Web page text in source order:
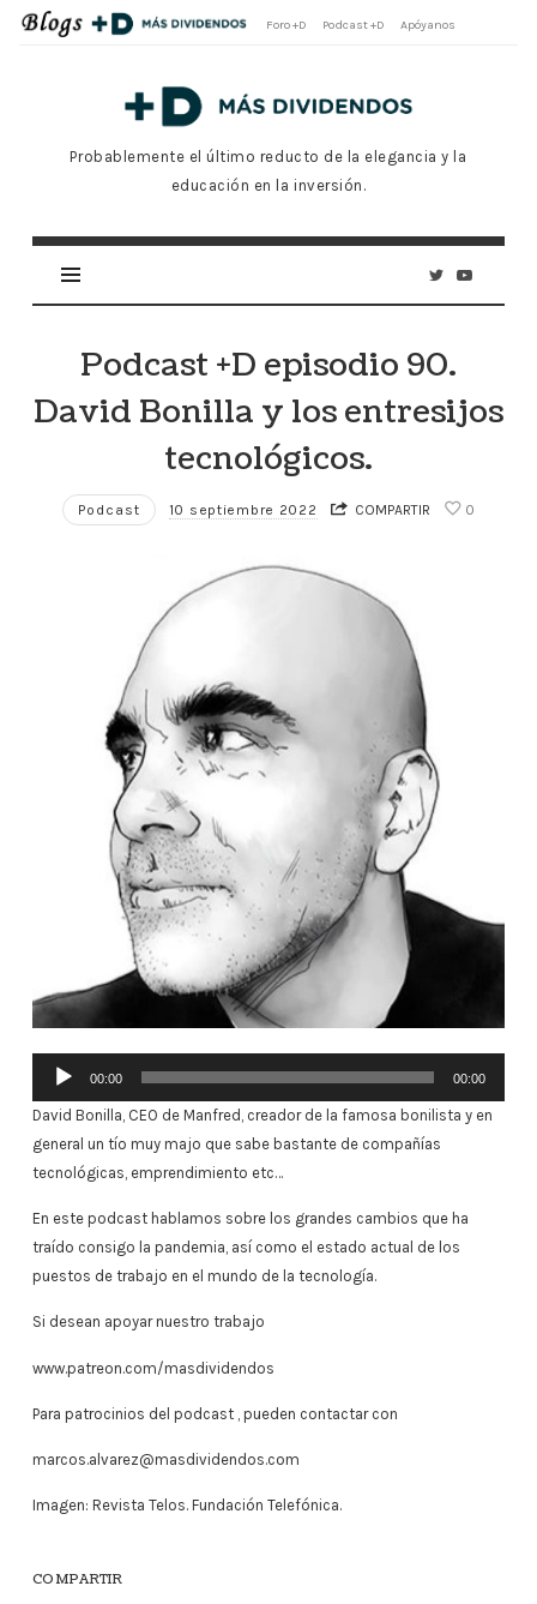
Foro +D Podcast +D Apóyanos
Blog
Oficial
Más
Dividendos
Probablemente el último reducto de la elegancia y la
educación en la inversión.
Podcast +D episodio 90.
David Bonilla y los entresijos
tecnológicos.
Podcast 10 septiembre 2022 COMPARTIR 0
Reproductor
audio
00:00 00:00
David Bonilla, CEO de Manfred, creador de la famosa bonilista y en
general un tío muy majo que sabe bastante de compañías
tecnológicas, emprendimiento etc…
En este podcast hablamos sobre los grandes cambios que ha
traído consigo la pandemia, así como el estado actual de los
puestos de trabajo en el mundo de la tecnología.
Si desean apoyar nuestro trabajo
www.patreon.com/masdividendos
Para patrocinios del podcast , pueden contactar con
marcos.alvarez@masdividendos.com
Imagen: Revista Telos. Fundación Telefónica.
COMPARTIR